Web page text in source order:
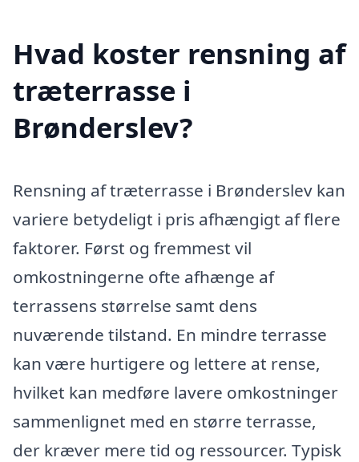
Hvad koster rensning af
træterrasse i
Brønderslev?
Rensning af træterrasse i Brønderslev kan
variere betydeligt i pris afhængigt af flere
faktorer. Først og fremmest vil
omkostningerne ofte afhænge af
terrassens størrelse samt dens
nuværende tilstand. En mindre terrasse
kan være hurtigere og lettere at rense,
hvilket kan medføre lavere omkostninger
sammenlignet med en større terrasse,
der kræver mere tid og ressourcer. Typisk